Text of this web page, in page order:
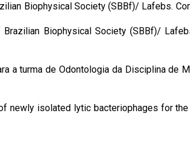
Biophysical Society (SBBf)/ Lafebs.
Biophysical Society (SBBf)/
a turma de Odontologia da Disciplina de
newly isolated lytic bacteriophages for